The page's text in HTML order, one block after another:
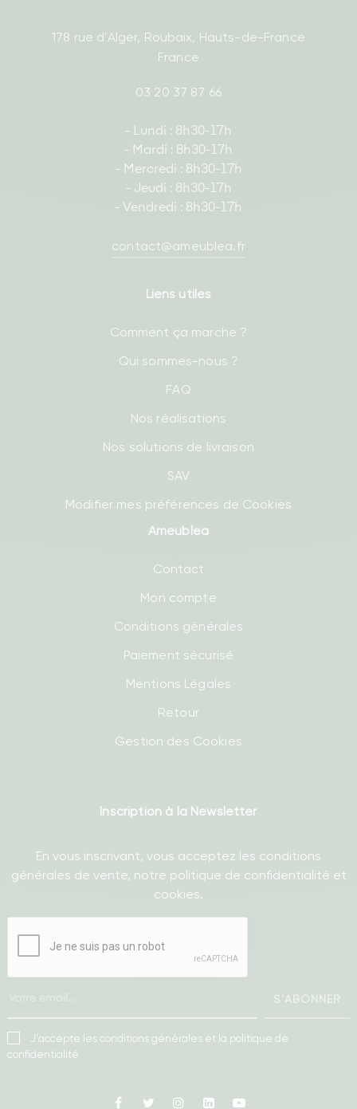
178 rue d'Alger, Roubaix, Hauts-de-France
France
03 20 37 87 66
- Lundi : 8h30-17h
- Mardi : 8h30-17h
- Mercredi : 8h30-17h
- Jeudi : 8h30-17h
- Vendredi : 8h30-17h
contact@ameublea.fr
Liens utiles
Comment ça marche ?
Qui sommes-nous ?
FAQ
Nos réalisations
Nos solutions de livraison
SAV
Modifier mes préférences de Cookies
Ameublea
Contact
Mon compte
Conditions générales
Paiement sécurisé
Mentions Légales
Retour
Gestion des Cookies
Inscription à la Newsletter
En vous inscrivant, vous acceptez les conditions
générales de vente, notre politique de confidentialité et
cookies.
S'ABONNER
J'accepte les conditions générales et la politique de
confidentialité
Facebook
Twitter InstagramLinkedin